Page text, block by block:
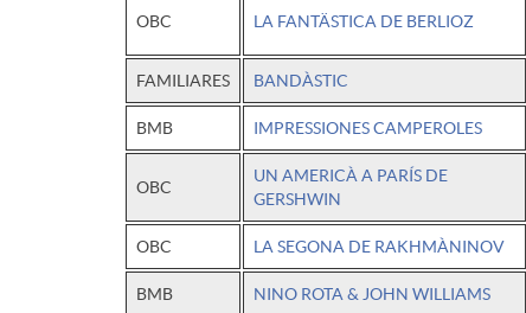
OBC LA FANTÄSTICA DE BERLIOZ
FAMILIARES BANDÀSTIC
BMB IMPRESSIONES CAMPEROLES
OBC
UN AMERICÀ A PARÍS DE
GERSHWIN
OBC LA SEGONA DE RAKHMÀNINOV
BMB NINO ROTA & JOHN WILLIAMS